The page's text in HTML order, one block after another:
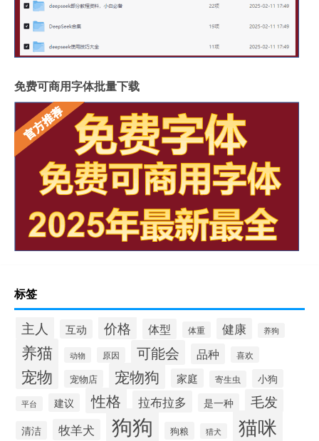
免费可商用字体批量下载
标签
主人 互动 价格 体型 体重 健康 养狗
养猫 动物 原因 可能会 品种 喜欢
宠物 宠物店 宠物狗 家庭 寄生虫 小狗
平台 建议 性格 拉布拉多 是一种 毛发
清洁 牧羊犬 狗狗 狗粮 猎犬 猫咪